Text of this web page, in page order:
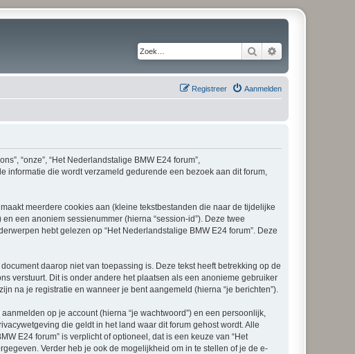
Zoek
Aanmelden
Registreer
“onze”, “Het Nederlandstalige BMW E24 forum”,
informatie die wordt verzameld gedurende een bezoek aan dit forum,
meerdere cookies aan (kleine tekstbestanden die naar de tijdelijke
een anoniem sessienummer (hierna “session-id”). Deze twee
hebt gelezen op “Het Nederlandstalige BMW E24 forum”. Deze
daarop niet van toepassing is. Deze tekst heeft betrekking op de
verstuurt. Dit is onder andere het plaatsen als een anonieme gebruiker
na je registratie en wanneer je bent aangemeld (hierna “je berichten”).
op je account (hierna “je wachtwoord”) en een persoonlijk,
die geldt in het land waar dit forum gehost wordt. Alle
E24 forum” is verplicht of optioneel, dat is een keuze van “Het
Verder heb je ook de mogelijkheid om in te stellen of je de e-